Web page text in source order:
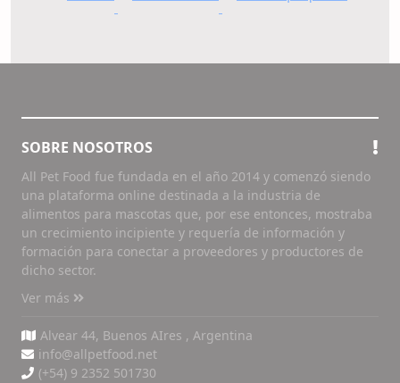
SOBRE NOSOTROS
All Pet Food fue fundada en el año 2014 y comenzó siendo
una plataforma online destinada a la industria de
alimentos para mascotas que, por ese entonces, mostraba
un crecimiento incipiente y requería de información y
formación para conectar a proveedores y productores de
dicho sector.
Ver más
Alvear 44, Buenos AIres , Argentina
info@allpetfood.net
(+54) 9 2352 501730